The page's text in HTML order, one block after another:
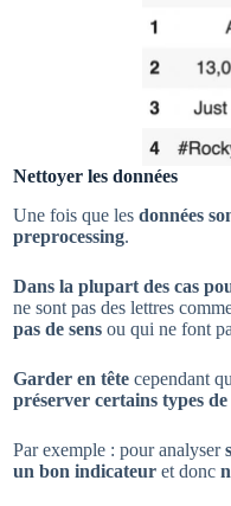
Nettoyer les données
Une fois que les données
preprocessing.
Dans la plupart des cas
ne sont pas des lettres
pas de sens ou qui ne font
Garder en tête cependant
préserver certains types
Par exemple : pour analyser
un bon indicateur et donc